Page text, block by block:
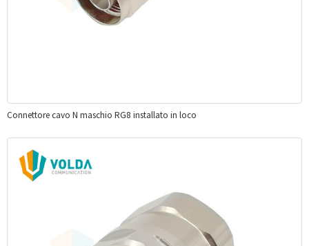
Connettore cavo N maschio RG8 installato in loco